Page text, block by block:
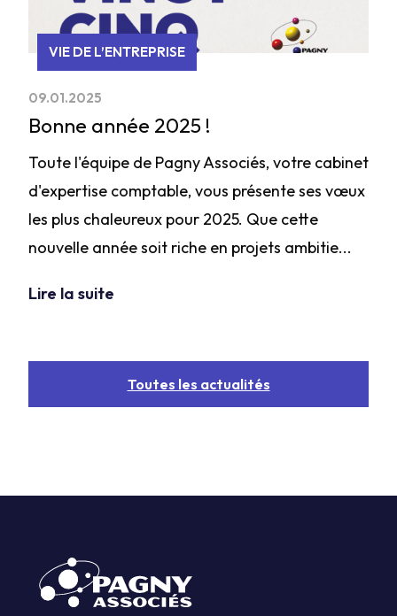
VIE DE L’ENTREPRISE
09.01.2025
Bonne année 2025 !
Toute l'équipe de Pagny Associés, votre cabinet
d'expertise comptable, vous présente ses vœux
les plus chaleureux pour 2025. Que cette
nouvelle année soit riche en projets ambitie...
Lire la suite
Toutes les actualités